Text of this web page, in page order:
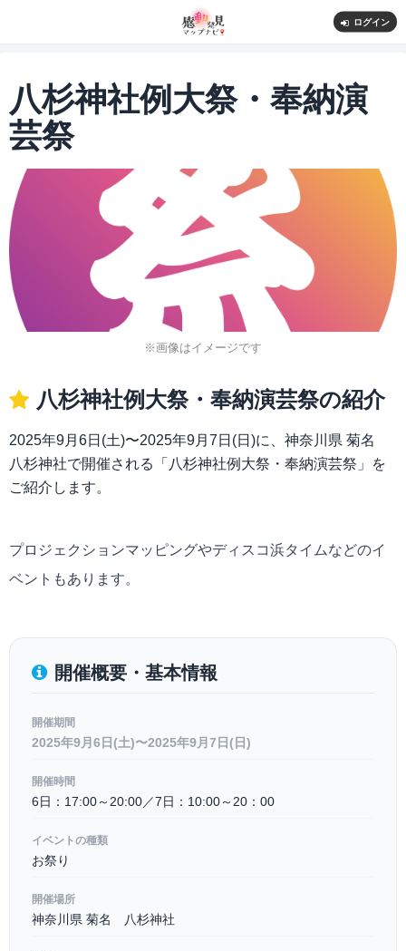
ログイン
八杉神社例大祭・奉納演
芸祭
※画像はイメージです
八杉神社例大祭・奉納演芸祭の紹介
2025年9月6日(土)〜2025年9月7日(日)に、神奈川県 菊名
八杉神社で開催される「八杉神社例大祭・奉納演芸祭」を
ご紹介します。
プロジェクションマッピングやディスコ浜タイムなどのイ
ベントもあります。
開催概要・基本情報
開催期間
2025年9月6日(土)〜2025年9月7日(日)
開催時間
6日：17:00～20:00／7日：10:00～20：00
イベントの種類
お祭り
開催場所
神奈川県 菊名 八杉神社